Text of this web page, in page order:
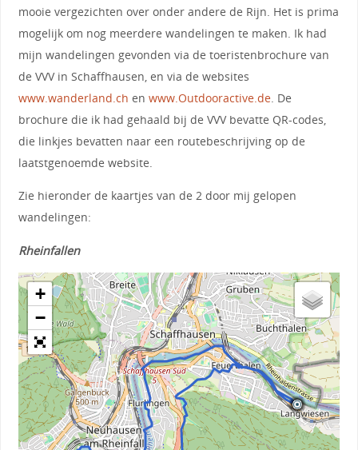
mooie vergezichten over onder andere de Rijn. Het is prima
mogelijk om nog meerdere wandelingen te maken. Ik had
mijn wandelingen gevonden via de toeristenbrochure van
de VVV in Schaffhausen, en via de websites
www.wanderland.ch en www.Outdooractive.de. De
brochure die ik had gehaald bij de VVV bevatte QR-codes,
die linkjes bevatten naar een routebeschrijving op de
laatstgenoemde website.
Zie hieronder de kaartjes van de 2 door mij gelopen
wandelingen:
Rheinfallen
+
−